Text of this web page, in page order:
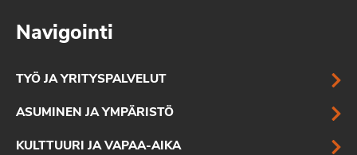
Navigointi
TYÖ JA YRITYSPALVELUT
ASUMINEN JA YMPÄRISTÖ
KULTTUURI JA VAPAA-AIKA